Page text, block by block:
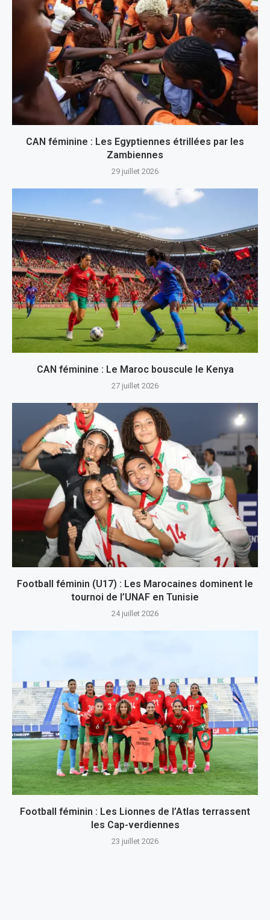
CAN féminine : Les Egyptiennes étrillées par les
Zambiennes
29 juillet 2026
CAN féminine : Le Maroc bouscule le Kenya
27 juillet 2026
Football féminin (U17) : Les Marocaines dominent le
tournoi de l’UNAF en Tunisie
24 juillet 2026
Football féminin : Les Lionnes de l’Atlas terrassent
les Cap-verdiennes
23 juillet 2026